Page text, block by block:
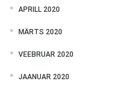
APRILL 2020
MÄRTS 2020
VEEBRUAR 2020
JAANUAR 2020